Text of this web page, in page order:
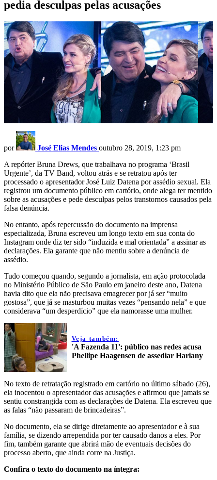
pedia desculpas pelas acusações
por José Elias Mendes outubro 28, 2019, 1:23 pm
A repórter Bruna Drews, que trabalhava no programa ‘Brasil
Urgente’, da TV Band, voltou atrás e se retratou após ter
processado o apresentador José Luiz Datena por assédio sexual. Ela
registrou um documento público em cartório, onde alega ter mentido
sobre as acusações e pede desculpas pelos transtornos causados pela
falsa denúncia.
No entanto, após repercussão do documento na imprensa
especializada, Bruna escreveu um longo texto em sua conta do
Instagram onde diz ter sido “induzida e mal orientada” a assinar as
declarações. Ela garante que não mentiu sobre a denúncia de
assédio.
Tudo começou quando, segundo a jornalista, em ação protocolada
no Ministério Público de São Paulo em janeiro deste ano, Datena
havia dito que ela não precisava emagrecer por já ser “muito
gostosa”, que já se masturbou muitas vezes “pensando nela” e que
considerava “um desperdício” que ela namorasse uma mulher.
Veja também:
'A Fazenda 11': público nas redes acusa
Phellipe Haagensen de assediar Hariany
No texto de retratação registrado em cartório no último sábado (26),
ela inocentou o apresentador das acusações e afirmou que jamais se
sentiu constrangida com as declarações de Datena. Ela escreveu que
as falas “não passaram de brincadeiras”.
No documento, ela se dirige diretamente ao apresentador e à sua
família, se dizendo arrependida por ter causado danos a eles. Por
fim, também garante que abrirá mão de eventuais decisões do
processo aberto, que ainda corre na Justiça.
Confira o texto do documento na íntegra: